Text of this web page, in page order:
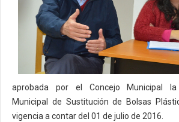
aprobada por el Concejo Municipal la
Municipal de Sustitución de Bolsas
vigencia a contar del 01 de julio de 2016.